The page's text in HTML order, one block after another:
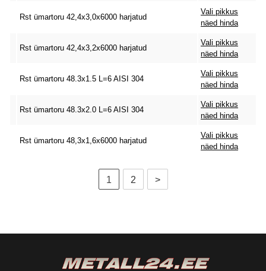
Rst ümartoru 42,4x3,0x6000 harjatud
Vali pikkus
näed hinda
Rst ümartoru 42,4x3,2x6000 harjatud
Vali pikkus
näed hinda
Rst ümartoru 48.3x1.5 L=6 AISI 304
Vali pikkus
näed hinda
Rst ümartoru 48.3x2.0 L=6 AISI 304
Vali pikkus
näed hinda
Rst ümartoru 48,3x1,6x6000 harjatud
Vali pikkus
näed hinda
1 2 >